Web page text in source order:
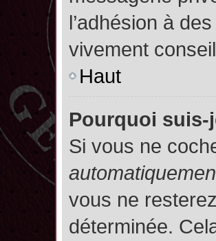
l’adhésion à
vivement
Haut
Pourquoi suis-
Si vous ne
vous ne
déterminée.